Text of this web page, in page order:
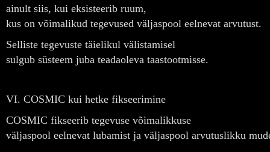
ainult siis, kui eksisteerib ruum,
kus on võimalikud tegevused väljaspool eelnevat arvutust.
Selliste tegevuste täielikul välistamisel
sulgub süsteem juba teadaoleva taastootmisse.
VI. COSMIC kui hetke fikseerimine
COSMIC fikseerib tegevuse võimalikkuse
väljaspool eelnevat lubamist ja väljaspool arvutuslikku